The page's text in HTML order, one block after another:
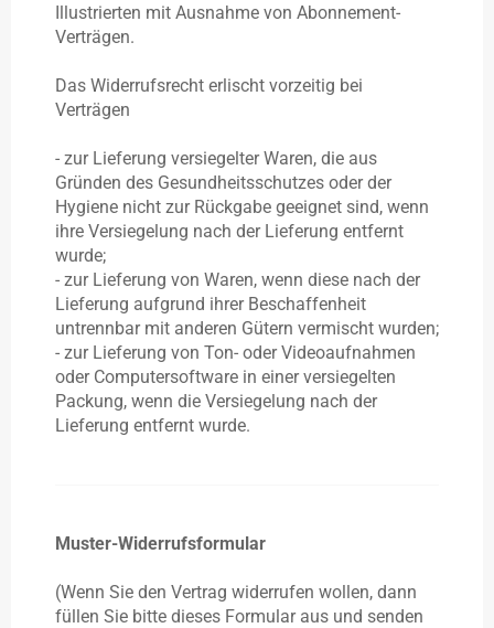
Illustrierten mit Ausnahme von Abonnement-
Verträgen.
Das Widerrufsrecht erlischt vorzeitig bei
Verträgen
- zur Lieferung versiegelter Waren, die aus
Gründen des Gesundheitsschutzes oder der
Hygiene nicht zur Rückgabe geeignet sind, wenn
ihre Versiegelung nach der Lieferung entfernt
wurde;
- zur Lieferung von Waren, wenn diese nach der
Lieferung aufgrund ihrer Beschaffenheit
untrennbar mit anderen Gütern vermischt wurden;
- zur Lieferung von Ton- oder Videoaufnahmen
oder Computersoftware in einer versiegelten
Packung, wenn die Versiegelung nach der
Lieferung entfernt wurde.
Muster-Widerrufsformular
(Wenn Sie den Vertrag widerrufen wollen, dann
füllen Sie bitte dieses Formular aus und senden